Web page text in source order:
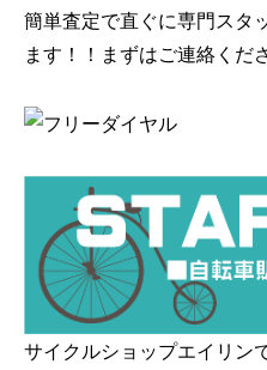
簡単査定で直ぐに専門スタ
ます！！まずはご連絡くだ
サイクルショップエイリン